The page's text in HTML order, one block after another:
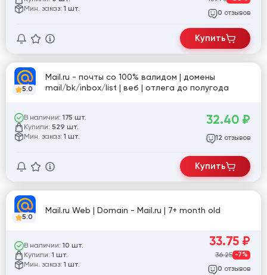
Мин. заказ: 1 шт.
0 отзывов
Купить
5.0
Mail.ru - почты со 100% валидом | домены
mail/bk/inbox/list | веб | отлега до полугода
В наличии: 175 шт.
Купили: 529 шт.
Мин. заказ: 1 шт.
32.40 ₽
12 отзывов
Купить
5.0
Mail.ru Web | Domain - Mail.ru | 7+ month old
В наличии: 10 шт.
Купили: 1 шт.
Мин. заказ: 1 шт.
33.75 ₽
36.25 -7%
0 отзывов